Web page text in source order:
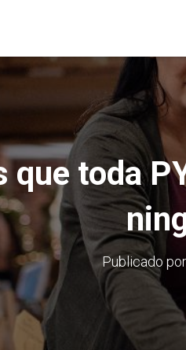
que toda
Publicado por